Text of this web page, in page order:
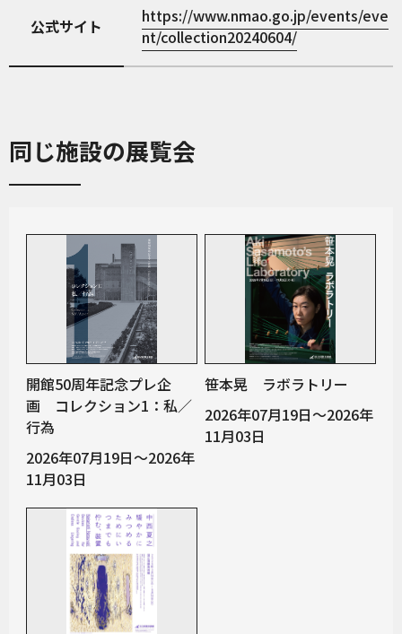
公式サイト
https://www.nmao.go.jp/events/eve
nt/collection20240604/
同じ施設の展覧会
開館50周年記念プレ企
画 コレクション1：私／
行為
2026年07月19日～2026年
11月03日
笹本晃 ラボラトリー
2026年07月19日～2026年
11月03日